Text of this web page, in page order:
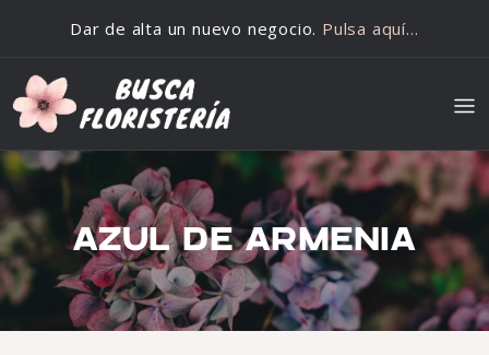
Dar de alta un nuevo negocio. Pulsa aquí…
AZUL DE ARMENIA